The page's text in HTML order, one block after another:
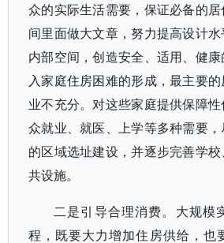
众的实际生活需要，保证必备的
间里面做大文章，努力提高设计
内部空间，创造安全、适用、健
入家庭住房困难的形成，最主要
业不充分。对这些家庭提供保障
众就业、就医、上学等多种需要
的区域选址建设，并逐步完善学
共设施。
二是引导合理消费。大规模
程，既要大力增加住房供给，也